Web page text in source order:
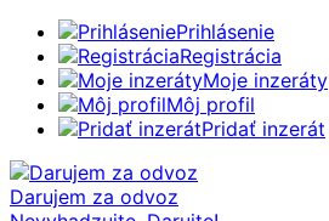
Prihlásenie
Registrácia
Moje inzeráty
Môj profil
Pridať inzerát
Darujem za odvoz